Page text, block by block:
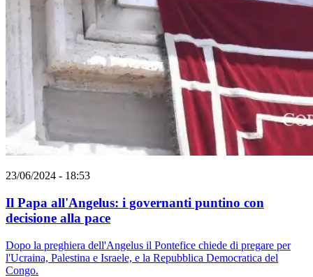
23/06/2024 - 18:53
Il Papa all'Angelus: i governanti puntino con
decisione alla pace
Dopo la preghiera dell'Angelus il Pontefice chiede di pregare per
l'Ucraina, Palestina e Israele, e la Repubblica Democratica del
Congo.